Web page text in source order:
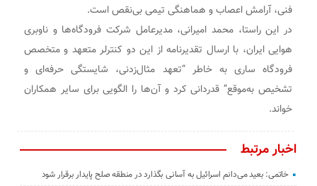
فنی، آرامش اعصاب و هماهنگی تیمی بی‌نقص است.
در این راستا، محمد امیرانی، مدیرعامل شرکت فرودگاه‌ها و ناوبری
هوایی ایران، با ارسال تقدیرنامه از این دو کنترلر متعهد و متخصص
فرودگاه ساری به خاطر “تعهد مثال‌زدنی، شایستگی حرفه‌ای و
تشخیص به‌موقع” قدردانی کرد و آن‌ها را الگویی برای سایر همکاران
خواند.
اخبار مرتبط
خاتمی: بعید می‌دانم اسرائیل به آسانی بگذارد در منطقه صلح پایدار برقرار شود